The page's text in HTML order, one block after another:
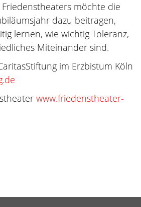
möchte die
dazu beitragen,
lernen, wie wichtig Toleranz,
Miteinander sind.
im Erzbistum Köln
www.friedenstheater-